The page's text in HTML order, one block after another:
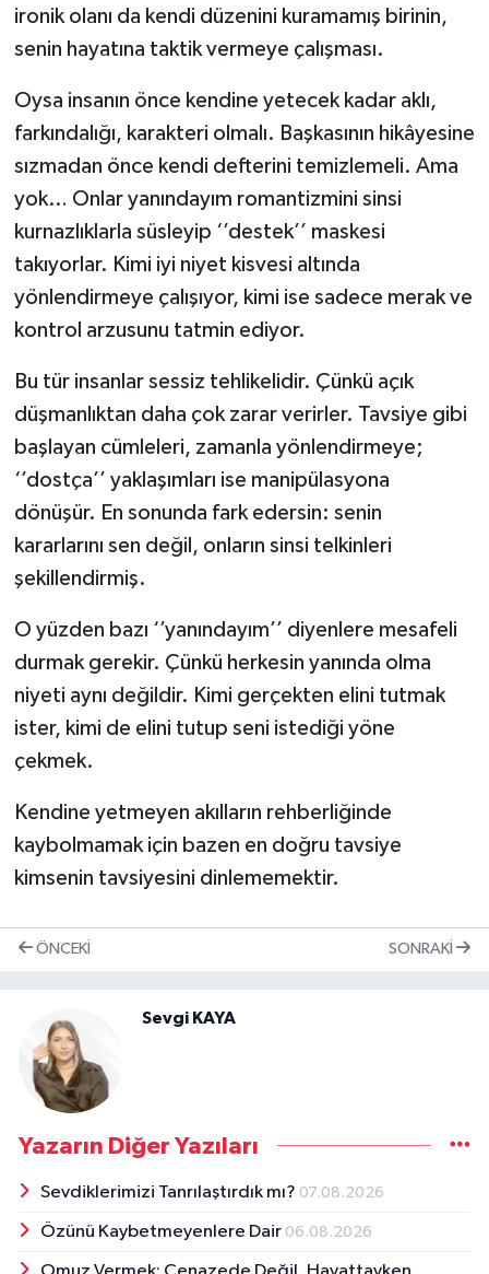
ironik olanı da kendi düzenini kuramamış birinin,
senin hayatına taktik vermeye çalışması.
Oysa insanın önce kendine yetecek kadar aklı,
farkındalığı, karakteri olmalı. Başkasının hikâyesine
sızmadan önce kendi defterini temizlemeli. Ama
yok… Onlar yanındayım romantizmini sinsi
kurnazlıklarla süsleyip ‘’destek’’ maskesi
takıyorlar. Kimi iyi niyet kisvesi altında
yönlendirmeye çalışıyor, kimi ise sadece merak ve
kontrol arzusunu tatmin ediyor.
Bu tür insanlar sessiz tehlikelidir. Çünkü açık
düşmanlıktan daha çok zarar verirler. Tavsiye gibi
başlayan cümleleri, zamanla yönlendirmeye;
‘’dostça’’ yaklaşımları ise manipülasyona
dönüşür. En sonunda fark edersin: senin
kararlarını sen değil, onların sinsi telkinleri
şekillendirmiş.
O yüzden bazı ‘’yanındayım’’ diyenlere mesafeli
durmak gerekir. Çünkü herkesin yanında olma
niyeti aynı değildir. Kimi gerçekten elini tutmak
ister, kimi de elini tutup seni istediği yöne
çekmek.
Kendine yetmeyen akılların rehberliğinde
kaybolmamak için bazen en doğru tavsiye
kimsenin tavsiyesini dinlememektir.
ÖNCEKI SONRAKI
Sevgi KAYA
Yazarın Diğer Yazıları
Sevdiklerimizi Tanrılaştırdık mı? 07.08.2026
Özünü Kaybetmeyenlere Dair 06.08.2026
Sağlık
Sinemalar
Siyaset
Spor
Teknoloji
Türkiye
Yeme-İçme
Yemek